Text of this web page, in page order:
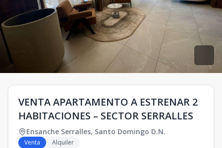
VENTA APARTAMENTO A ESTRENAR 2
HABITACIONES – SECTOR SERRALLES
Ensanche Serralles, Santo Domingo D.N.
Venta Alquiler